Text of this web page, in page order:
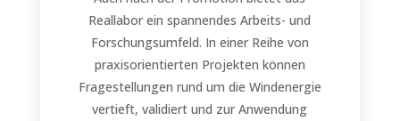
Reallabor ein spannendes Arbeits- und
Forschungsumfeld. In einer Reihe von
praxisorientierten Projekten können
Fragestellungen rund um die Windenergie
vertieft, validiert und zur Anwendung